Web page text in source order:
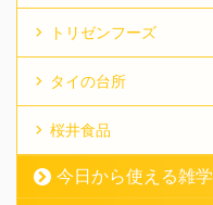
トリゼンフーズ
タイの台所
桜井食品
今日から使える雑学